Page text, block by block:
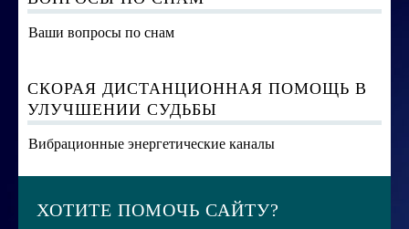
Ваши вопросы по снам
СКОРАЯ ДИСТАНЦИОННАЯ ПОМОЩЬ В
УЛУЧШЕНИИ СУДЬБЫ
Вибрационные энергетические каналы
ХОТИТЕ ПОМОЧЬ САЙТУ?